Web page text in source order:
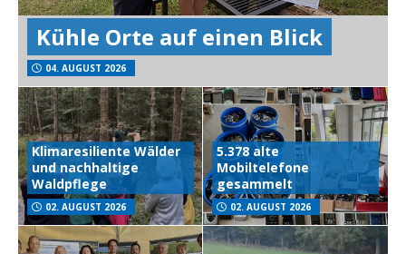
Kühle Orte auf einen Blick
04. AUGUST 2026
Klimaresiliente Wälder
und nachhaltige
Waldpflege
02. AUGUST 2026
5.378 alte
Mobiltelefone
gesammelt
02. AUGUST 2026